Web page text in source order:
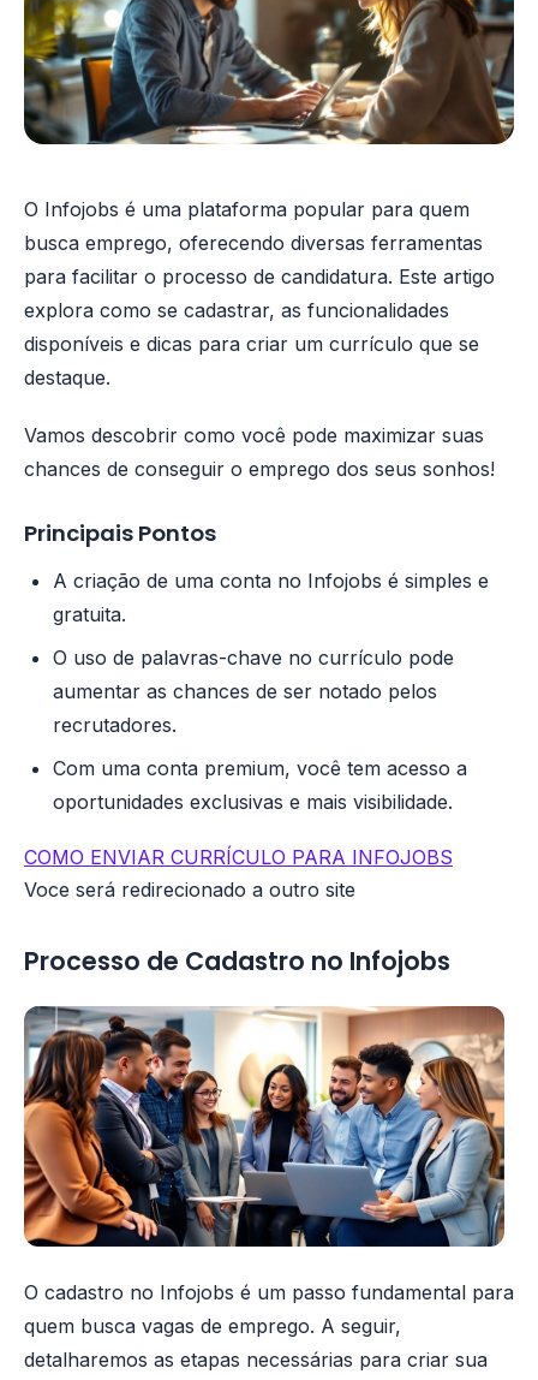
O Infojobs é uma plataforma popular para quem
busca emprego, oferecendo diversas ferramentas
para facilitar o processo de candidatura. Este artigo
explora como se cadastrar, as funcionalidades
disponíveis e dicas para criar um currículo que se
destaque.
Vamos descobrir como você pode maximizar suas
chances de conseguir o emprego dos seus sonhos!
Principais Pontos
A criação de uma conta no Infojobs é simples e
gratuita.
O uso de palavras-chave no currículo pode
aumentar as chances de ser notado pelos
recrutadores.
Com uma conta premium, você tem acesso a
oportunidades exclusivas e mais visibilidade.
COMO ENVIAR CURRÍCULO PARA INFOJOBS
Voce será redirecionado a outro site
Processo de Cadastro no Infojobs
O cadastro no Infojobs é um passo fundamental para
quem busca vagas de emprego. A seguir,
detalharemos as etapas necessárias para criar sua